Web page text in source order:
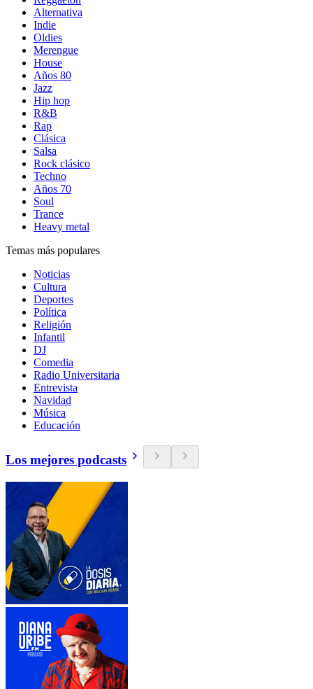
Alternativa
Indie
Oldies
Merengue
House
Años 80
Jazz
Hip hop
R&B
Rap
Clásica
Salsa
Rock clásico
Techno
Años 70
Soul
Trance
Heavy metal
Temas más populares
Noticias
Cultura
Deportes
Política
Religión
Infantil
DJ
Comedia
Radio Universitaria
Entrevista
Navidad
Música
Educación
Los mejores podcasts